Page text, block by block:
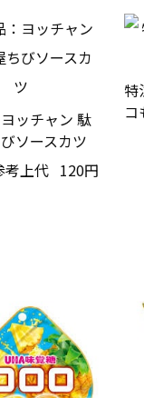
ッチャン 駄
ソースカツ
考上代 120円
特
コ